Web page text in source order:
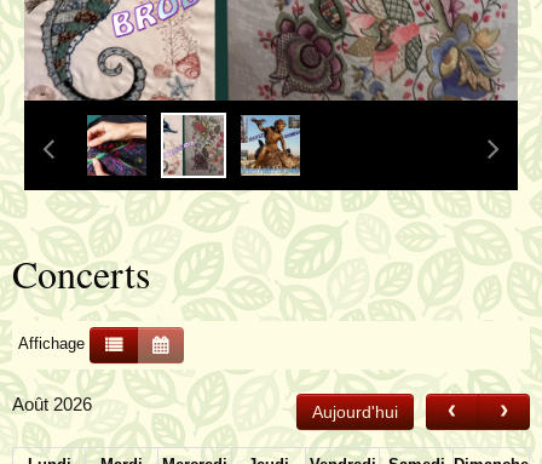
Concerts
Affichage
Août 2026 Aujourd'hui ‹ ›